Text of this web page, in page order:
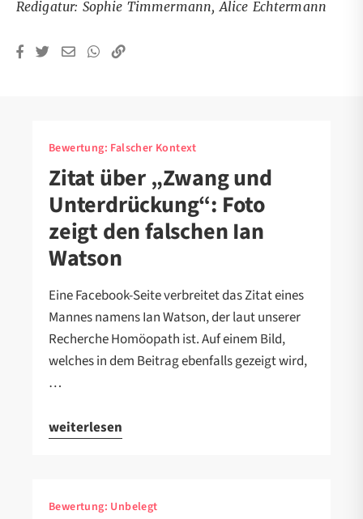
Redigatur: Sophie Timmermann, Alice Echtermann
Bewertung: Falscher Kontext
Zitat über „Zwang und
Unterdrückung“: Foto
zeigt den falschen Ian
Watson
Eine Facebook-Seite verbreitet das Zitat eines
Mannes namens Ian Watson, der laut unserer
Recherche Homöopath ist. Auf einem Bild,
welches in dem Beitrag ebenfalls gezeigt wird,
…
weiterlesen
Bewertung: Unbelegt